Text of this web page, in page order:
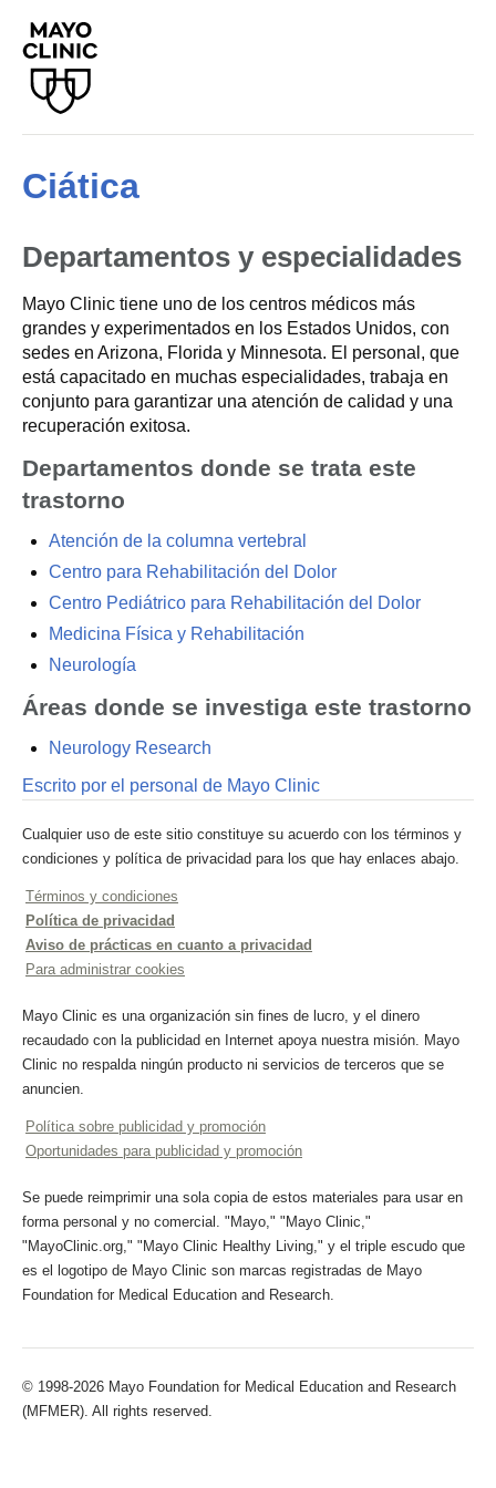
Ciática
Departamentos y especialidades
Mayo Clinic tiene uno de los centros médicos más
grandes y experimentados en los Estados Unidos, con
sedes en Arizona, Florida y Minnesota. El personal, que
está capacitado en muchas especialidades, trabaja en
conjunto para garantizar una atención de calidad y una
recuperación exitosa.
Departamentos donde se trata este
trastorno
Atención de la columna vertebral
Centro para Rehabilitación del Dolor
Centro Pediátrico para Rehabilitación del Dolor
Medicina Física y Rehabilitación
Neurología
Áreas donde se investiga este trastorno
Neurology Research
Escrito por el personal de Mayo Clinic
Cualquier uso de este sitio constituye su acuerdo con los términos y
condiciones y política de privacidad para los que hay enlaces abajo.
Términos y condiciones
Política de privacidad
Aviso de prácticas en cuanto a privacidad
Para administrar cookies
Mayo Clinic es una organización sin fines de lucro, y el dinero
recaudado con la publicidad en Internet apoya nuestra misión. Mayo
Clinic no respalda ningún producto ni servicios de terceros que se
anuncien.
Política sobre publicidad y promoción
Oportunidades para publicidad y promoción
Se puede reimprimir una sola copia de estos materiales para usar en
forma personal y no comercial. "Mayo," "Mayo Clinic,"
"MayoClinic.org," "Mayo Clinic Healthy Living," y el triple escudo que
es el logotipo de Mayo Clinic son marcas registradas de Mayo
Foundation for Medical Education and Research.
© 1998-2026 Mayo Foundation for Medical Education and Research
(MFMER). All rights reserved.